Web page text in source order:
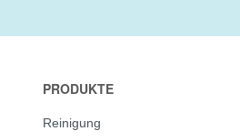
PRODUKTE
Reinigung